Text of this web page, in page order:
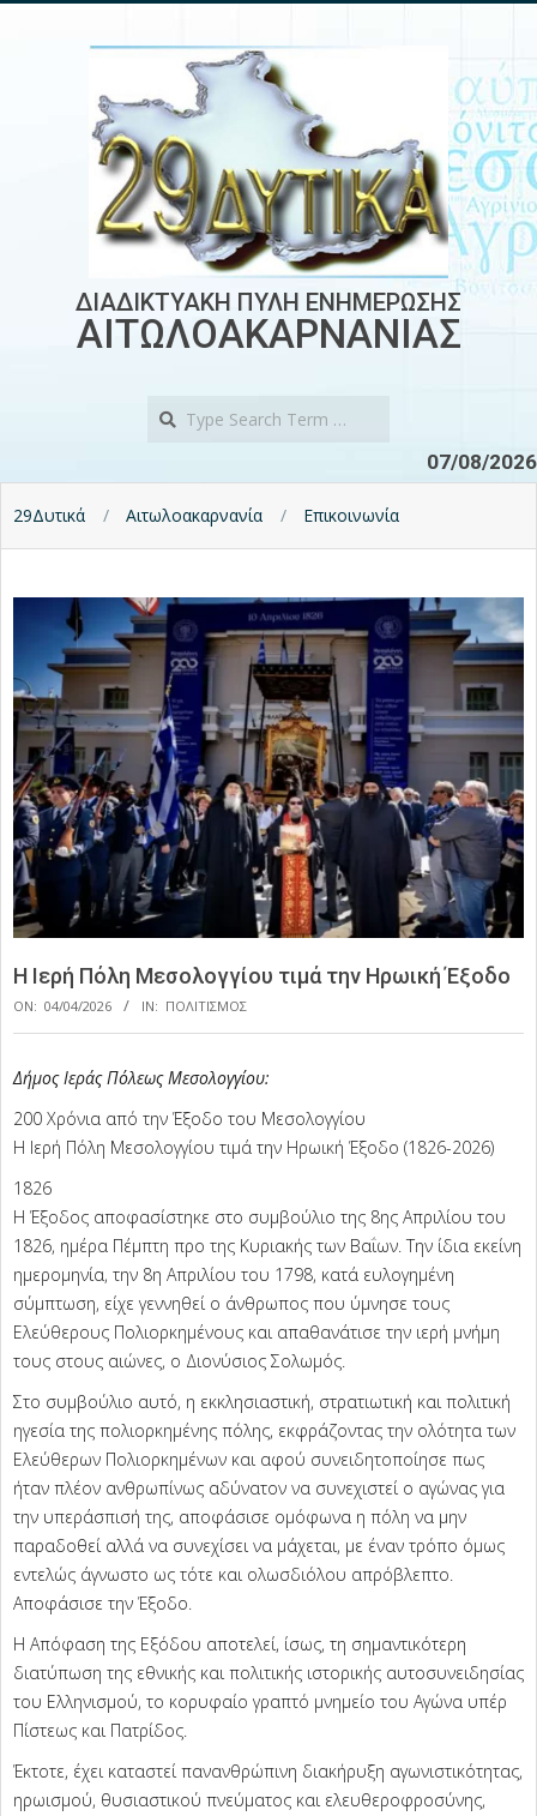
ΔΙΑΔΙΚΤΥΑΚΗ ΠΥΛΗ ΕΝΗΜΕΡΩΣΗΣ
ΑΙΤΩΛΟΑΚΑΡΝΑΝΙΑΣ
07/08/2026
29Δυτικά Αιτωλοακαρνανία Επικοινωνία
H Ιερή Πόλη Μεσολογγίου τιμά την Ηρωική Έξοδο
ON: 04/04/2026 IN: ΠΟΛΙΤΙΣΜΟΣ
Δήμος Ιεράς Πόλεως Μεσολογγίου:
200 Χρόνια από την Έξοδο του Μεσολογγίου
Η Ιερή Πόλη Μεσολογγίου τιμά την Ηρωική Έξοδο (1826-2026)
1826
Η Έξοδος αποφασίστηκε στο συμβούλιο της 8ης Απριλίου του
1826, ημέρα Πέμπτη προ της Κυριακής των Βαΐων. Την ίδια εκείνη
ημερομηνία, την 8η Απριλίου του 1798, κατά ευλογημένη
σύμπτωση, είχε γεννηθεί ο άνθρωπος που ύμνησε τους
Ελεύθερους Πολιορκημένους και απαθανάτισε την ιερή μνήμη
τους στους αιώνες, ο Διονύσιος Σολωμός.
Στο συμβούλιο αυτό, η εκκλησιαστική, στρατιωτική και πολιτική
ηγεσία της πολιορκημένης πόλης, εκφράζοντας την ολότητα των
Ελεύθερων Πολιορκημένων και αφού συνειδητοποίησε πως
ήταν πλέον ανθρωπίνως αδύνατον να συνεχιστεί ο αγώνας για
την υπεράσπισή της, αποφάσισε ομόφωνα η πόλη να μην
παραδοθεί αλλά να συνεχίσει να μάχεται, με έναν τρόπο όμως
εντελώς άγνωστο ως τότε και ολωσδιόλου απρόβλεπτο.
Αποφάσισε την Έξοδο.
Η Απόφαση της Εξόδου αποτελεί, ίσως, τη σημαντικότερη
διατύπωση της εθνικής και πολιτικής ιστορικής αυτοσυνειδησίας
του Ελληνισμού, το κορυφαίο γραπτό μνημείο του Αγώνα υπέρ
Πίστεως και Πατρίδος.
Έκτοτε, έχει καταστεί πανανθρώπινη διακήρυξη αγωνιστικότητας,
ηρωισμού, θυσιαστικού πνεύματος και ελευθεροφροσύνης,